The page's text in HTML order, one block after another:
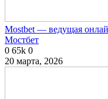
Mostbet — ведущая
Мостбет
0 65k 0
20 марта, 2026